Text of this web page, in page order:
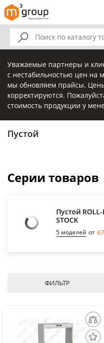
Уважаемые партнеры и
с нестабильностью цен на
мы обновляем прайсы.
корректируются.
стоимость продукции у
Пустой
Серии товаров
Пустой ROLL-
STOCK
5 моделей от
ФИЛЬТР